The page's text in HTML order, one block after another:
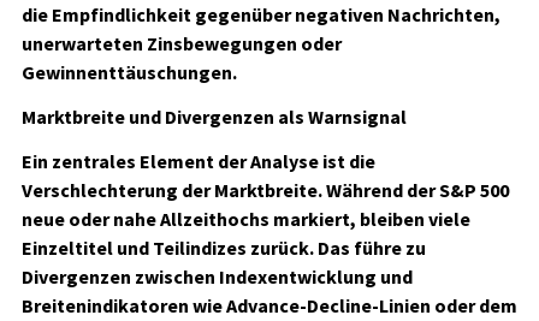
die Empfindlichkeit gegenüber negativen Nachrichten,
unerwarteten Zinsbewegungen oder
Gewinnenttäuschungen.
Marktbreite und Divergenzen als Warnsignal
Ein zentrales Element der Analyse ist die
Verschlechterung der Marktbreite. Während der S&P 500
neue oder nahe Allzeithochs markiert, bleiben viele
Einzeltitel und Teilindizes zurück. Das führe zu
Divergenzen zwischen Indexentwicklung und
Breitenindikatoren wie Advance-Decline-Linien oder dem